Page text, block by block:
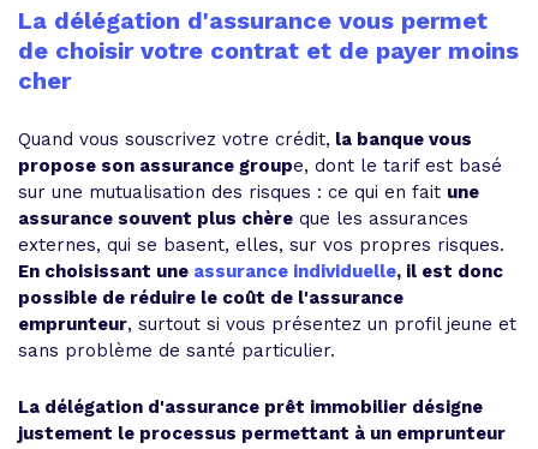
La délégation d'assurance vous permet
de choisir votre contrat et de payer moins
cher
Quand vous souscrivez votre crédit, la banque vous
propose son assurance groupe, dont le tarif est basé
sur une mutualisation des risques : ce qui en fait une
assurance souvent plus chère que les assurances
externes, qui se basent, elles, sur vos propres risques.
En choisissant une assurance individuelle, il est donc
possible de réduire le coût de l'assurance
emprunteur, surtout si vous présentez un profil jeune et
sans problème de santé particulier.
La délégation d'assurance prêt immobilier désigne
justement le processus permettant à un emprunteur